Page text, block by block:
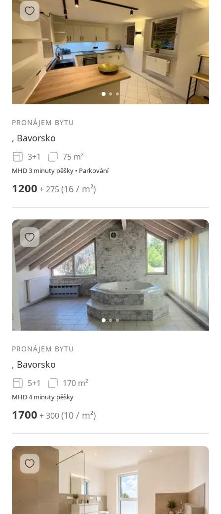
12 3
Přidat do oblíbených
PRONÁJEM BYTU
, Bavorsko
3+1 75 m²
MHD 3 minuty pěšky • Parkování
1200 + 275(16 / m²)
12 3
Přidat do oblíbených
PRONÁJEM BYTU
, Bavorsko
5+1 170 m²
MHD 4 minuty pěšky
1700 + 300(10 / m²)
Přidat do oblíbených